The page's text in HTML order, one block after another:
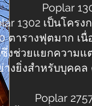
Poplar
1302 เป็นโคร
ตารางฟุตมาก เ
งช่วยแยกความแ
างยิ่งสำหรับบุคค
Poplar